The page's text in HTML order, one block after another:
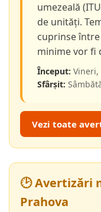
umezeală
de unități.
cuprinse între
minime vor fi
Început: Vineri,
Sfârșit:
Vezi toate
🕑 Avertizări
Prahova